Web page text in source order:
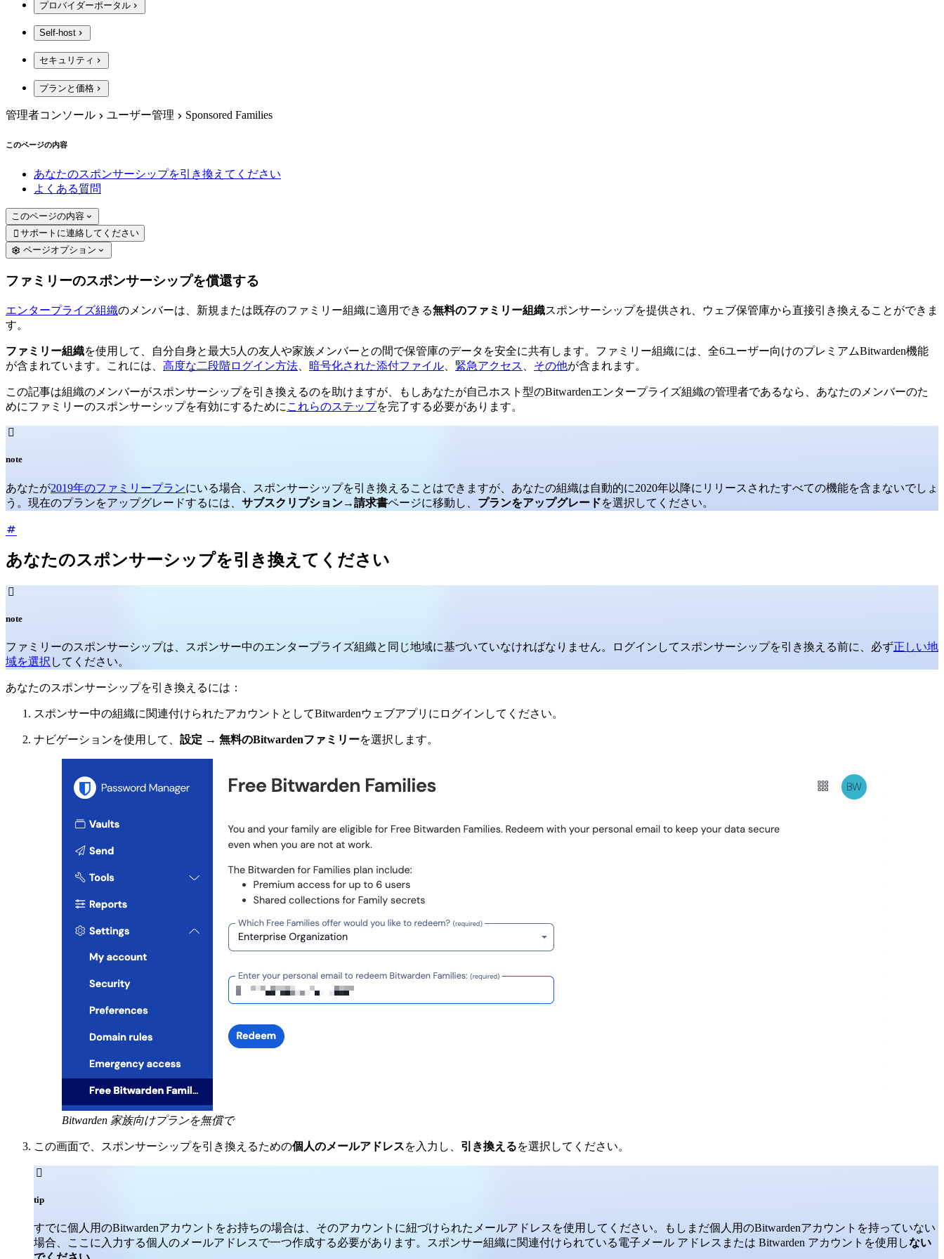
プロバイダーポータル
Self-host
セキュリティ
プランと価格
管理者コンソール ユーザー管理 Sponsored Families
このページの内容
あなたのスポンサーシップを引き換えてください
よくある質問
このページの内容
 サポートに連絡してください
ページオプション
ファミリーのスポンサーシップを償還する
エンタープライズ組織のメンバーは、新規または既存のファミリー組織に適用できる無料のファミリー組織スポンサーシップを提供され、ウェブ保管庫から直接引き換えることができま
す。
ファミリー組織を使用して、自分自身と最大5人の友人や家族メンバーとの間で保管庫のデータを安全に共有します。ファミリー組織には、全6ユーザー向けのプレミアムBitwarden機能
が含まれています。これには、 高度な二段階ログイン方法 暗号化された添付ファイル 緊急アクセス その他が含まれます。
この記事は組織のメンバーがスポンサーシップを引き換えるのを助けますが、もしあなたが自己ホスト型のBitwardenエンタープライズ組織の管理者であるなら、あなたのメンバーのた
めにファミリーのスポンサーシップを有効にするために これらのステップを完了する必要があります。

note
あなたが2019年のファミリープランにいる場合、スポンサーシップを引き換えることはできますが、あなたの組織は自動的に2020年以降にリリースされたすべての機能を含まないでしょ
う。現在のプランをアップグレードするには、 サブスクリプション→請求書ページに移動し、 プランをアップグレードを選択してください。
あなたのスポンサーシップを引き換えてください

note
ファミリーのスポンサーシップは、スポンサー中のエンタープライズ組織と同じ地域に基づいていなければなりません。ログインしてスポンサーシップを引き換える前に、必ず正しい地
域を選択 してください。
あなたのスポンサーシップを引き換えるには：
スポンサー中の組織に関連付けられたアカウントとしてBitwardenウェブアプリにログインしてください。
ナビゲーションを使用して、 設定 → 無料のBitwardenファミリーを選択します。
Bitwarden 家族向けプランを無償で
この画面で、スポンサーシップを引き換えるための個人のメールアドレスを入力し、 引き換えるを選択してください。

tip
すでに個人用のBitwardenアカウントをお持ちの場合は、そのアカウントに紐づけられたメールアドレスを使用してください。もしまだ個人用のBitwardenアカウントを持っていない
場合、ここに入力する個人のメールアドレスで一つ作成する必要があります。スポンサー組織に関連付けられている電子メール アドレスまたは Bitwarden アカウントを使用しない